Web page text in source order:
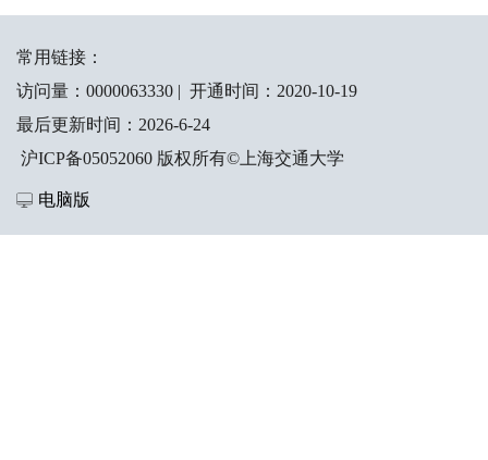
常用链接：
访问量： 0000063330| 开通时间： 2020-10-19
最后更新时间： 2026-6-24
沪ICP备05052060 版权所有©上海交通大学
电脑版